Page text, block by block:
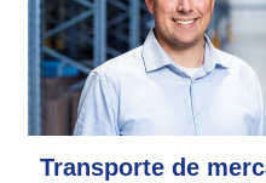
Transporte de